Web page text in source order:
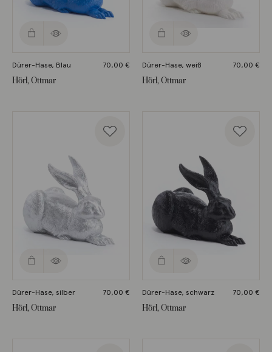
Dürer-Hase, Blau 70,00 €
Hörl, Ottmar
Dürer-Hase, weiß 70,00 €
Hörl, Ottmar
Dürer-Hase, silber 70,00 €
Hörl, Ottmar
Dürer-Hase, schwarz 70,00 €
Hörl, Ottmar